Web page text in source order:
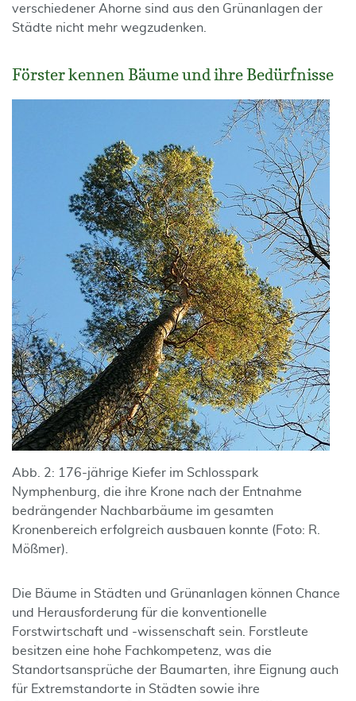
verschiedener Ahorne sind aus den Grünanlagen der
Städte nicht mehr wegzudenken.
Förster kennen Bäume und ihre Bedürfnisse
Abb. 2: 176-jährige Kiefer im Schlosspark
Nymphenburg, die ihre Krone nach der Entnahme
bedrängender Nachbarbäume im gesamten
Kronenbereich erfolgreich ausbauen konnte (Foto: R.
Mößmer).
Die Bäume in Städten und Grünanlagen können Chance
und Herausforderung für die konventionelle
Forstwirtschaft und -wissenschaft sein. Forstleute
besitzen eine hohe Fachkompetenz, was die
Standortsansprüche der Baumarten, ihre Eignung auch
für Extremstandorte in Städten sowie ihre